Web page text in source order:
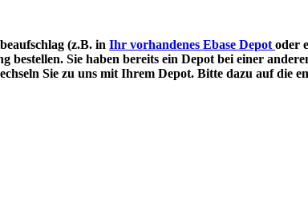
(z.B. in Ihr vorhandenes Ebase Depot oder
Sie haben bereits ein Depot bei einer
Sie zu uns mit Ihrem Depot. Bitte dazu auf die